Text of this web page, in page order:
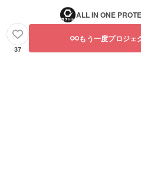
ALL IN ONE
37
もう一度プロジェ